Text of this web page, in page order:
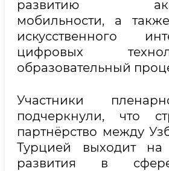
развитию
мобильности, а
искусственного
цифровых
образовательный
Участники
подчеркнули, что
партнёрство между
Турцией выходит
развития в